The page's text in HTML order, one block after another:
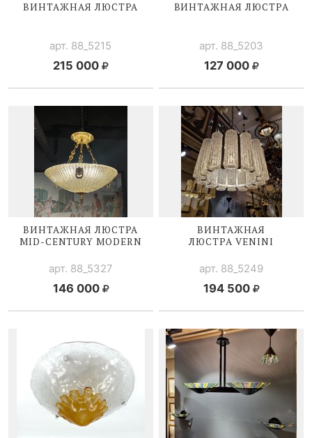
ВИНТАЖНАЯ ЛЮСТРА
арт. 88_5215
215 000
ВИНТАЖНАЯ ЛЮСТРА
арт. 88_5203
127 000
ВИНТАЖНАЯ ЛЮСТРА
MID-CENTURY MODERN
арт. 88_5327
146 000
ВИНТАЖНАЯ
ЛЮСТРА VENINI
арт. 88_5249
194 500